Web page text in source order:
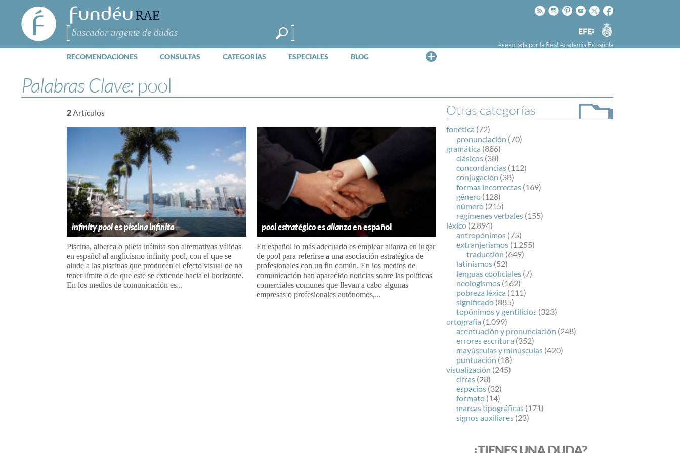
FundéuRAE
- Fundación
del Español
Urgente
Buscar
Facebook
Twitter
Youtube
Pinteres
Instagram
Rss
Agencia
EFE
Asesorada por la Real Academia Española
RECOMENDACIONES CONSULTAS CATEGORÍAS ESPECIALES BLOG
la Agencia Efe y la Real Academia Española,
cuyo objetivo es colaborar con el buen uso del
español en los medios de comunicación y en
Internet.
Palabras Clave: pool
Otras categorías
fonética (72)
pronunciación (70)
gramática (886)
clásicos (38)
concordancias (112)
conjugación (38)
formas incorrectas (169)
género (128)
número (215)
regímenes verbales (155)
léxico (2.894)
antropónimos (75)
extranjerismos (1.255)
traducción (649)
latinismos (52)
lenguas cooficiales (7)
neologismos (162)
pobreza léxica (111)
significado (885)
topónimos y gentilicios (323)
ortografía (1.099)
acentuación y pronunciación (248)
errores escritura (352)
mayúsculas y minúsculas (420)
puntuación (18)
visualización (245)
cifras (28)
espacios (32)
formato (14)
marcas tipográficas (171)
signos auxiliares (23)
2Artículos
infinity poolespiscina infinita
Piscina, alberca o pileta infinita son alternativas válidas
en español al anglicismo infinity pool, con el que se
alude a las piscinas que producen el efecto visual de no
tener límite o de que este se extiende hacia el horizonte.
En los medios de comunicación es...
pool estratégicoesalianzaen español
En español lo más adecuado es emplear alianza en lugar
de pool para referirse a una asociación estratégica de
profesionales con un fin común. En los medios de
comunicación han aparecido noticias sobre las políticas
comerciales comunes que llevan a cabo algunas
empresas o profesionales autónomos,...
¿TIENES UNA DUDA?